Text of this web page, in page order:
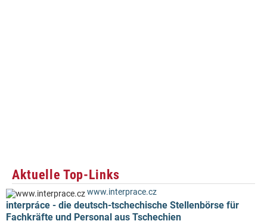
Aktuelle Top-Links
www.interprace.cz
interpráce - die deutsch-tschechische Stellenbörse für
Fachkräfte und Personal aus Tschechien